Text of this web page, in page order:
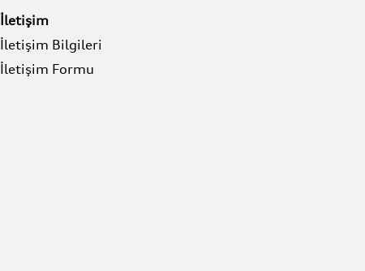
İletişim
İletişim Bilgileri
İletişim Formu